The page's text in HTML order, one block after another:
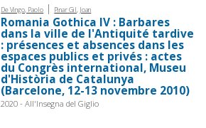
De Vingo, Paolo | Pinar Gil, Joan
Romania Gothica IV : Barbares
dans la ville de l'Antiquité tardive
: présences et absences dans les
espaces publics et privés : actes
du Congrès international, Museu
d'Història de Catalunya
(Barcelone, 12-13 novembre 2010)
2020 - All'Insegna del Giglio